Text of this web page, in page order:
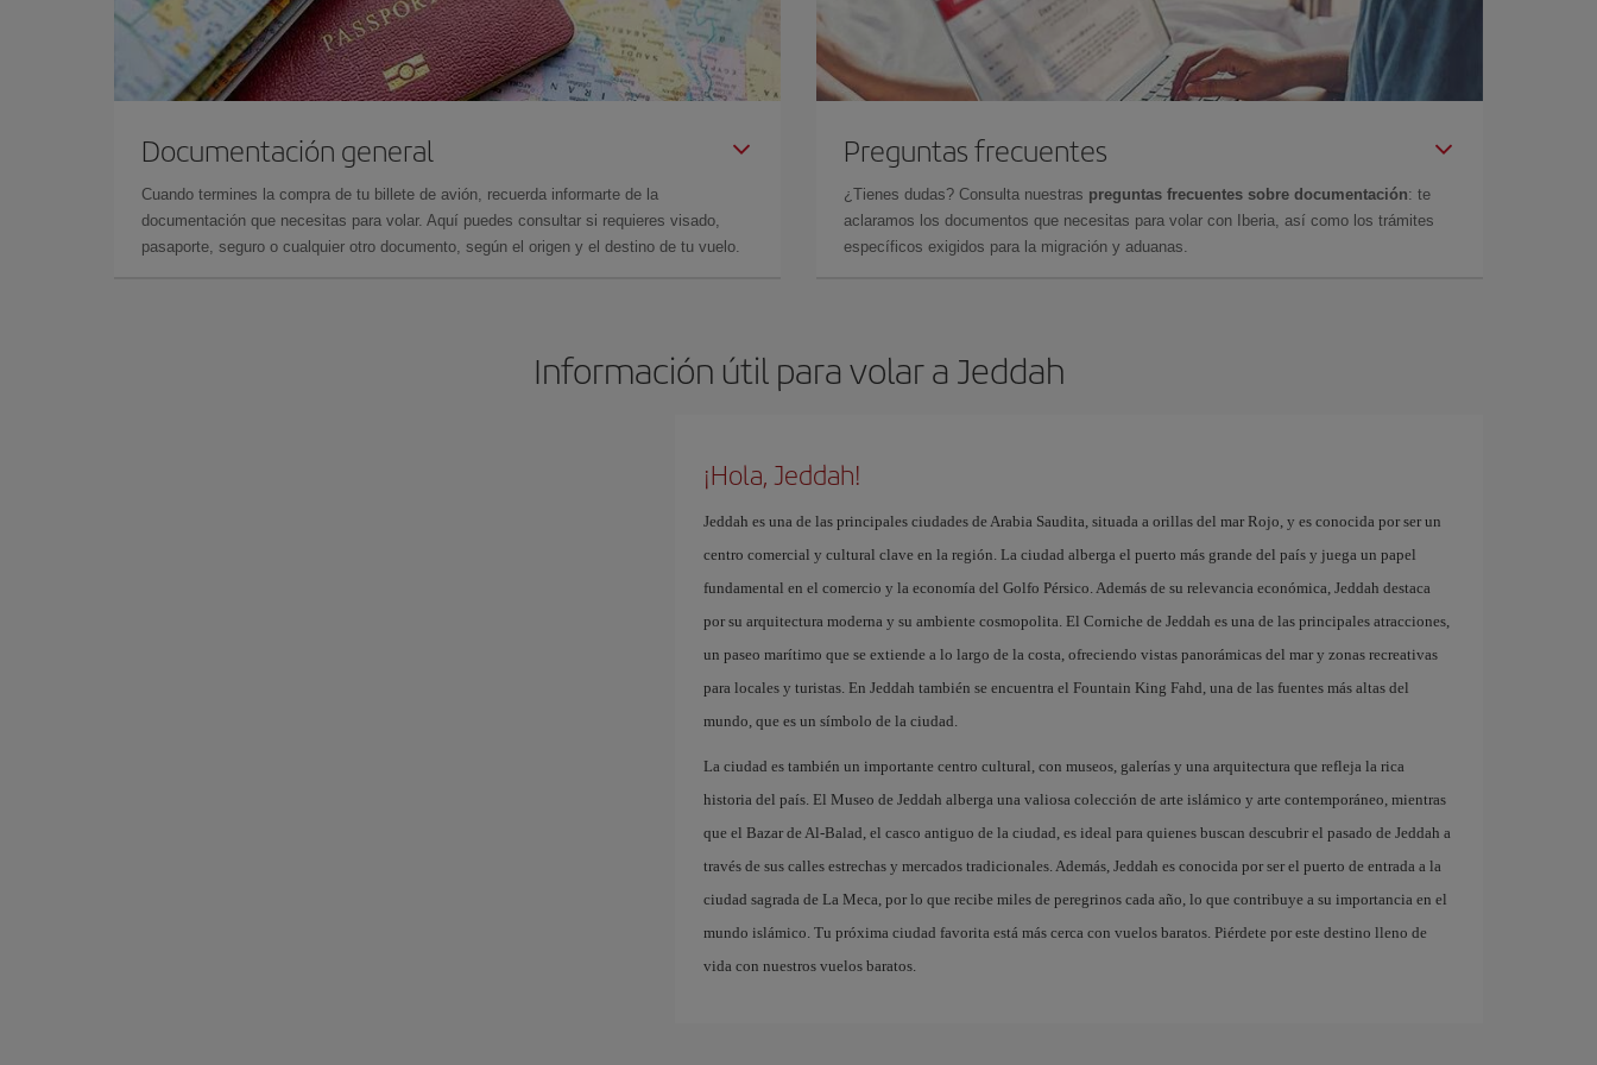
Documentación general
Cuando termines la compra de tu billete de avión, recuerda informarte de la
documentación que necesitas para volar. Aquí puedes consultar si requieres visado,
pasaporte, seguro o cualquier otro documento, según el origen y el destino de tu vuelo.
Preguntas frecuentes
¿Tienes dudas? Consulta nuestras preguntas frecuentes sobre documentación: te
aclaramos los documentos que necesitas para volar con Iberia, así como los trámites
específicos exigidos para la migración y aduanas.
Información útil para volar a Jeddah
¡Hola, Jeddah!
Jeddah es una de las principales ciudades de Arabia Saudita, situada a orillas del mar Rojo, y es conocida por ser un
centro comercial y cultural clave en la región. La ciudad alberga el puerto más grande del país y juega un papel
fundamental en el comercio y la economía del Golfo Pérsico. Además de su relevancia económica, Jeddah destaca
por su arquitectura moderna y su ambiente cosmopolita. El Corniche de Jeddah es una de las principales atracciones,
un paseo marítimo que se extiende a lo largo de la costa, ofreciendo vistas panorámicas del mar y zonas recreativas
para locales y turistas. En Jeddah también se encuentra el Fountain King Fahd, una de las fuentes más altas del
mundo, que es un símbolo de la ciudad.
La ciudad es también un importante centro cultural, con museos, galerías y una arquitectura que refleja la rica
historia del país. El Museo de Jeddah alberga una valiosa colección de arte islámico y arte contemporáneo, mientras
que el Bazar de Al-Balad, el casco antiguo de la ciudad, es ideal para quienes buscan descubrir el pasado de Jeddah a
través de sus calles estrechas y mercados tradicionales. Además, Jeddah es conocida por ser el puerto de entrada a la
ciudad sagrada de La Meca, por lo que recibe miles de peregrinos cada año, lo que contribuye a su importancia en el
mundo islámico. Tu próxima ciudad favorita está más cerca con vuelos baratos. Piérdete por este destino lleno de
vida con nuestros vuelos baratos.